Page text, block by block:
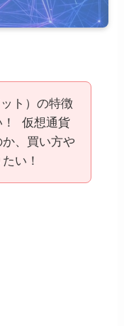
ト）の特徴
！ 仮想通貨
、買い方や
たい！